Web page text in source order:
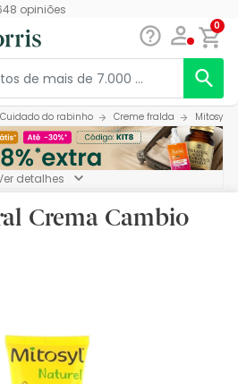
opiniões
0
Cuidado do rabinho Creme fralda Mitosyl
detalhes
Crema Cambio